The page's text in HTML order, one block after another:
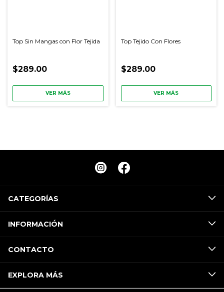
Top Sin Mangas con Flor Tejida
$289.00
VER MÁS
Top Tejido Con Flores
$289.00
VER MÁS
CATEGORÍAS
INFORMACIÓN
CONTACTO
EXPLORA MÁS